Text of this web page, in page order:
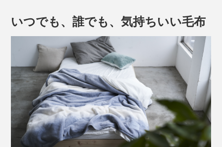
光差す海や森を思わせる、青みがかった色が美しい。
実は、ブルー系でまとめた寝室は、ほかの色の寝室より
も、よく眠れる傾向があると言われています。
いつでも、誰でも、気持ちいい毛布